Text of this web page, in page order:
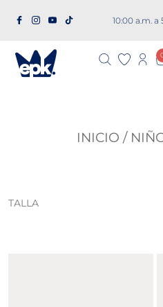
10:00 a.m. a
INICIO /
TALLA